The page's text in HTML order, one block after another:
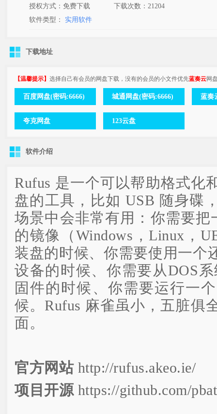
授权方式：免费下载
下载次数： 21204
软件类型： 实用软件
下载地址
【温馨提示】 选择自己有会员的网盘下载，没有的会员的小文件优先蓝奏云网
百度网盘(密码:6666) 城通网盘(密码:6666) 蓝奏
夸克网盘 123云盘
软件介绍
Rufus 是一个可以帮助格式化
盘的工具，比如 USB 随身碟
场景中会非常有用：你需要把
的镜像（Windows，Linux，
装盘的时候、你需要使用一个
设备的时候、你需要从DOS
固件的时候、你需要运行一
候。Rufus 麻雀虽小，五脏俱
面。
官方网站http://rufus.akeo.ie/
项目开源 https://github.com/